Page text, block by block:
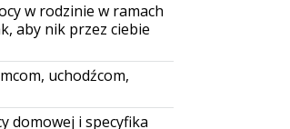
w rodzinie w ramach
aby nik przez ciebie
uchodźcom,
domowej i specyfika